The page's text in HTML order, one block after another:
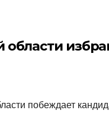
области
побеждает